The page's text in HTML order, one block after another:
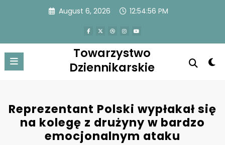
August 6, 2026 12:54:56 PM
Towarzystwo
Dziennikarskie
Reprezentant Polski wypłakał się
na kolegę z drużyny w bardzo
emocjonalnym ataku